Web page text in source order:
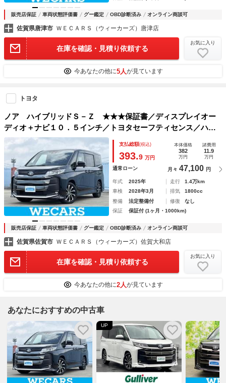
販売店保証 車両状態評価書 グー鑑定 OBD診断済み オンライン商談可
佐賀県唐津市 ＷＥＣＡＲＳ（ウィーカーズ）唐津店
在庫を確認・見積り依頼する
お気に入り
今あなたの他に5人が見ています
トヨタ
ノア ハイブリッドＳ－Ｚ ★★★保証書／ディスプレイオー
ディオ＋ナビ１０．５インチ／トヨタセーフティセンス／ハン
ズフリー両側電動スライドドア／シートヒーター 前席／車線
逸脱防止支援システム／シート ハーフレザー
支払総額(税込)
393.9 万円
本体価格
382
万円
諸費用
11.9
万円
通常ローン 月々 47,100 円
年式 2025年 走行
1.4万km
車検
2028年3月 排気
1800cc
整備
法定整備付 修復
なし
保証
保証付 (1ヶ月・1000km)
販売店保証 車両状態評価書 グー鑑定 OBD診断済み オンライン商談可
佐賀県佐賀市 ＷＥＣＡＲＳ（ウィーカーズ）佐賀大和店
在庫を確認・見積り依頼する
お気に入り
今あなたの他に2人が見ています
あなたにおすすめの中古車
UP